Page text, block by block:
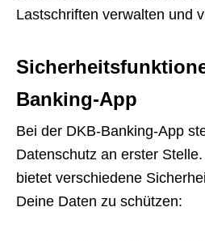
Lastschriften verwalten und
Banking-App
Bei der DKB-Banking-App
Datenschutz an erster
bietet verschiedene
Deine Daten zu schützen: